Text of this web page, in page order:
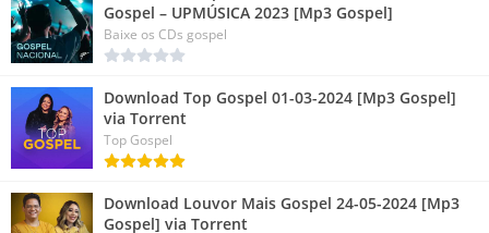
Gospel – UPMÚSICA 2023 [Mp3 Gospel]
Baixe os CDs gospel
Download Top Gospel 01-03-2024 [Mp3 Gospel]
via Torrent
Top Gospel
Download Louvor Mais Gospel 24-05-2024 [Mp3
Gospel] via Torrent